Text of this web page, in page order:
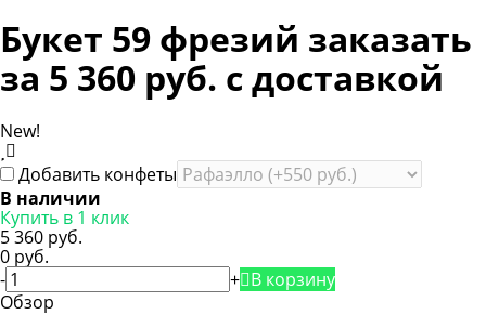
Букет 59 фрезий заказать
за 5 360 руб. с доставкой
New!
Добавить конфеты
В наличии
Купить в 1 клик
5 360 руб.
0 руб.
-
+ В корзину
Обзор